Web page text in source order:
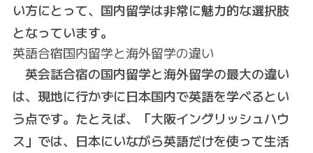
い方にとって、国内留学は非常に魅力的な選択肢
となっています。
英語合宿国内留学と海外留学の違い
英会話合宿の国内留学と海外留学の最大の違い
は、現地に行かずに日本国内で英語を学べるとい
う点です。たとえば、「大阪イングリッシュハウ
ス」では、日本にいながら英語だけを使って生活